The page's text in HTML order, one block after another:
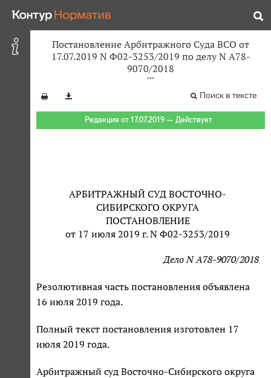
Постановление Арбитражного Суда ВСО от
17.07.2019 N Ф02-3253/2019 по делу N А78-
9070/2018
Поиск в тексте
Редакция от 17.07.2019 — Действует
АРБИТРАЖНЫЙ СУД ВОСТОЧНО-
СИБИРСКОГО ОКРУГА
ПОСТАНОВЛЕНИЕ
от 17 июля 2019 г. N Ф02-3253/2019
Дело N А78-9070/2018
Резолютивная часть постановления объявлена
16 июля 2019 года.
Полный текст постановления изготовлен 17
июля 2019 года.
Арбитражный суд Восточно-Сибирского округа